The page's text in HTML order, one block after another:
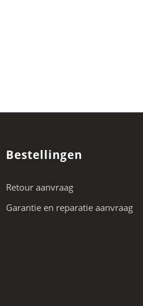
Bestellingen
Retour aanvraag
Garantie en reparatie aanvraag